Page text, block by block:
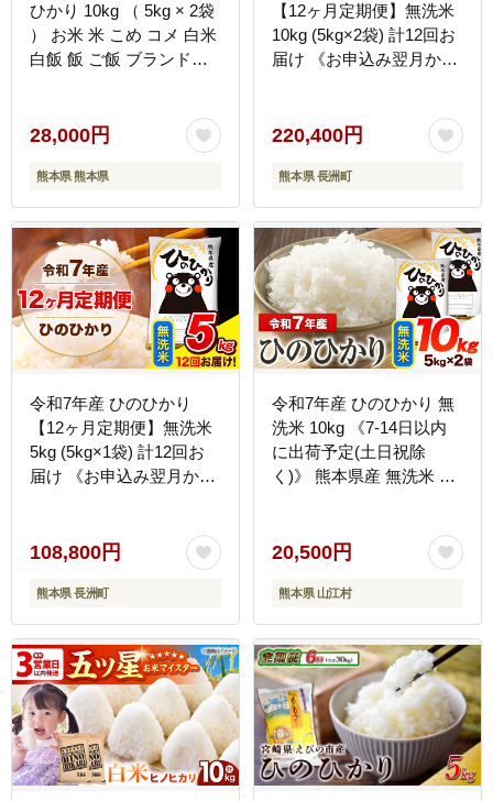
ひかり 10kg （ 5kg × 2袋
） お米 米 こめ コメ 白米
白飯 飯 ご飯 ブランド米
28,000円
熊本県 熊本県
【12ヶ月定期便】無洗米
10kg (5kg×2袋) 計12回お
届け 《お申込み翌月から
本県 長洲町---
--
220,400円
熊本県 長洲町
令和7年産 ひのひかり
【12ヶ月定期便】無洗米
5kg (5kg×1袋) 計12回お
届け 《お申込み翌月から
本県 長洲町---
hn7tei_108800_5kg_mo12_ng_m-
--
108,800円
熊本県 長洲町
令和7年産 ひのひかり 無
洗米 10kg 《7-14日以内
に出荷予定(土日祝除
く)》 熊本県産 無洗米 精
yme_lcl_562_10kg---
20,500円
熊本県 山江村